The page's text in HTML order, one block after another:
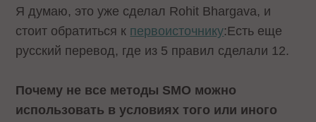
Я думаю, это уже сделал Rohit Bhargava, и
стоит обратиться к первоисточнику:Есть еще
русский перевод, где из 5 правил сделали 12.
Почему не все методы SMO можно
использовать в условиях того или иного